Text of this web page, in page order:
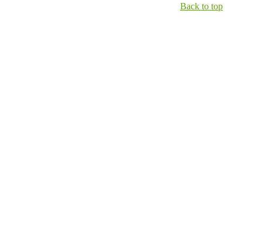
Back to top